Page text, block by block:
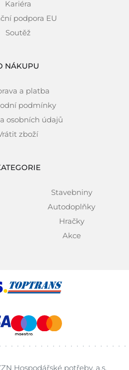
Kariéra
podpora EU
Soutěž
NÁKUPU
a platba
podmínky
osobních údajů
zboží
Stavebniny
Autodoplňky
Hračky
Akce
Hospodářské potřeby, a.s.